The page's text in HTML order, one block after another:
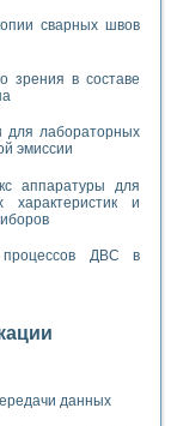
сварных швов
зрения в составе
для лабораторных
эмиссии
аппаратуры для
характеристик и
процессов ДВС в
данных